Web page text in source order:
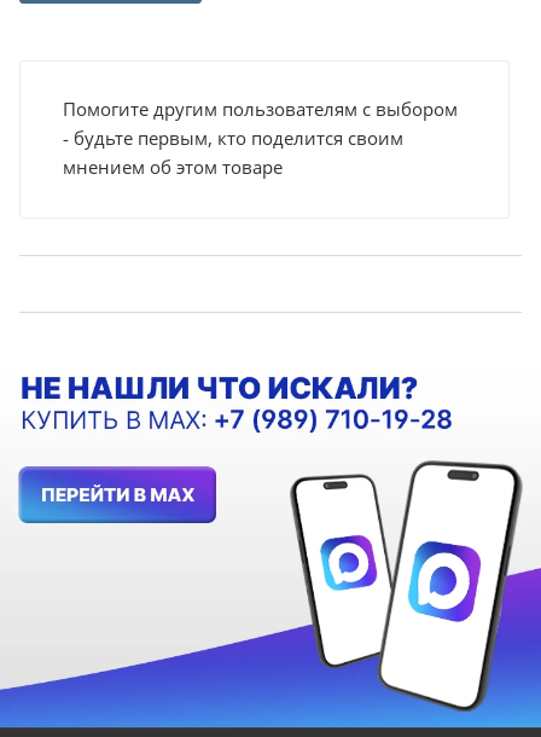
Помогите другим пользователям с выбором
- будьте первым, кто поделится своим
мнением об этом товаре